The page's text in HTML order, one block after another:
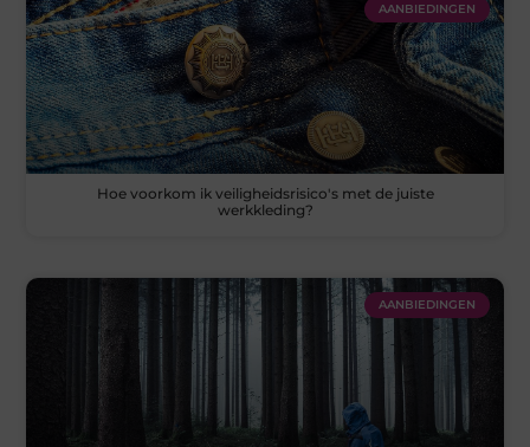
AANBIEDINGEN
Hoe voorkom ik veiligheidsrisico's met de juiste
werkkleding?
AANBIEDINGEN